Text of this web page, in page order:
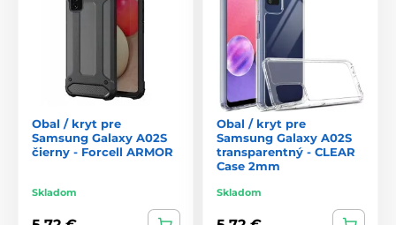
Obal / kryt pre
Samsung Galaxy A02S
čierny - Forcell ARMOR
Skladom
Obal / kryt pre
Samsung Galaxy A02S
transparentný - CLEAR
Case 2mm
Skladom